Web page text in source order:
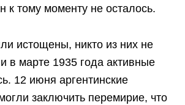
к тому моменту не осталось.
истощены, никто из них не
в марте 1935 года активные
12 июня аргентинские
заключить перемирие, что